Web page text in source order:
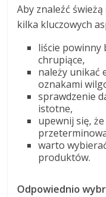
Aby znaleźć świeżą
kilka kluczowych
liście powinny
chrupiące,
należy unikać
oznakami
sprawdzenie
istotne,
upewnij się,
warto
produktów.
Odpowiednio